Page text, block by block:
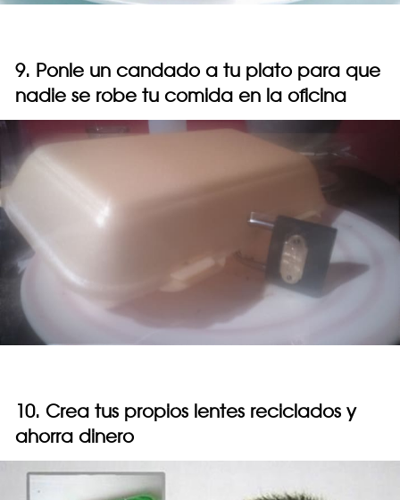
9. Ponle un candado a tu plato para que
nadie se robe tu comida en la oficina
10. Crea tus propios lentes reciclados y
ahorra dinero